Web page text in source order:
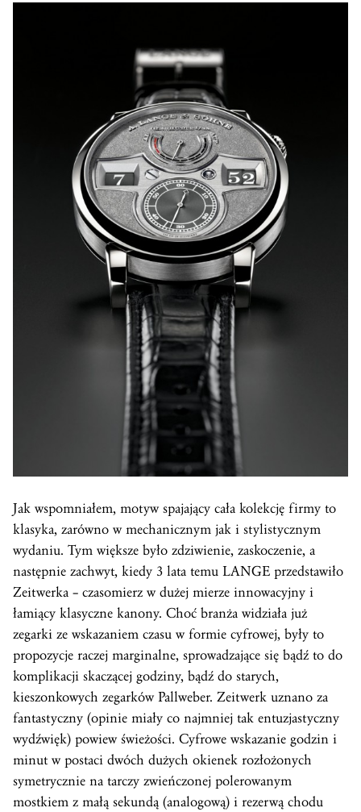
Jak wspomniałem, motyw spajający cała kolekcję firmy to
klasyka, zarówno w mechanicznym jak i stylistycznym
wydaniu. Tym większe było zdziwienie, zaskoczenie, a
następnie zachwyt, kiedy 3 lata temu LANGE przedstawiło
Zeitwerka – czasomierz w dużej mierze innowacyjny i
łamiący klasyczne kanony. Choć branża widziała już
zegarki ze wskazaniem czasu w formie cyfrowej, były to
propozycje raczej marginalne, sprowadzające się bądź to do
komplikacji skaczącej godziny, bądź do starych,
kieszonkowych zegarków Pallweber. Zeitwerk uznano za
fantastyczny (opinie miały co najmniej tak entuzjastyczny
wydźwięk) powiew świeżości. Cyfrowe wskazanie godzin i
minut w postaci dwóch dużych okienek rozłożonych
symetrycznie na tarczy zwieńczonej polerowanym
mostkiem z małą sekundą (analogową) i rezerwą chodu